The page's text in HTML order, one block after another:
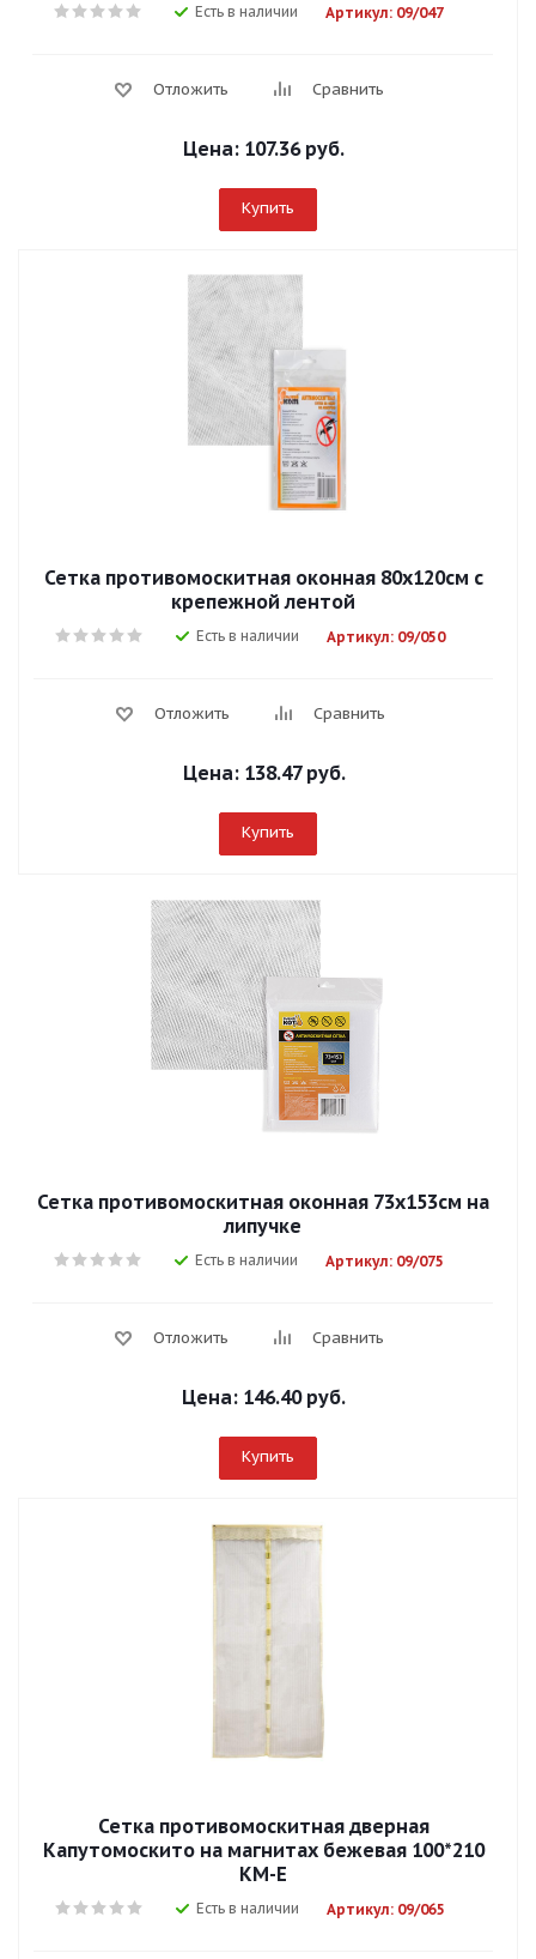
Есть в наличии Артикул: 09/047
Отложить Сравнить
Цена: 107.36 руб.
Купить
Сетка противомоскитная оконная 80х120см с
крепежной лентой
Есть в наличии Артикул: 09/050
Отложить Сравнить
Цена: 138.47 руб.
Купить
Сетка противомоскитная оконная 73х153см на
липучке
Есть в наличии Артикул: 09/075
Отложить Сравнить
Цена: 146.40 руб.
Купить
Сетка противомоскитная дверная
Капутомоскито на магнитах бежевая 100*210
KM-E
Есть в наличии Артикул: 09/065